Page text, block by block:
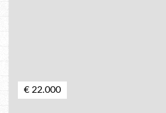
€ 22.000